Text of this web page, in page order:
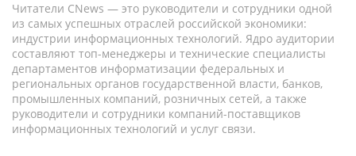
Читатели CNews — это руководители и сотрудники одной
из самых успешных отраслей российской экономики:
индустрии информационных технологий. Ядро аудитории
составляют топ-менеджеры и технические специалисты
департаментов информатизации федеральных и
региональных органов государственной власти, банков,
промышленных компаний, розничных сетей, а также
руководители и сотрудники компаний-поставщиков
информационных технологий и услуг связи.